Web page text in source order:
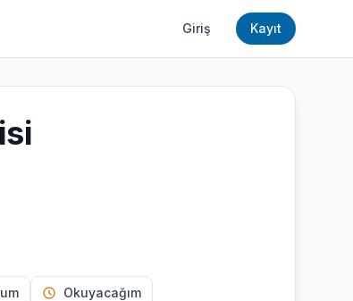
Giriş Kayıt
Okuyacağım